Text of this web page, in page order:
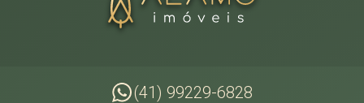
(41) 99229-6828